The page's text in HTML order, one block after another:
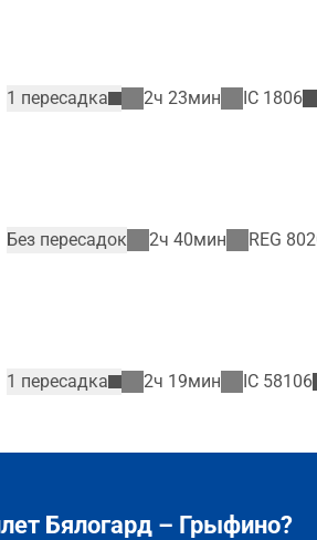
1 пересадка 2ч 23мин IC 1806
Без пересадок 2ч 40мин REG
1 пересадка 2ч 19мин IC 58106
Бялогард – Грыфино?